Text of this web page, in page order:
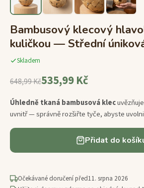
Bambusový klecový
kuličkou — Střední
Skladem
648,99 Kč535,99 Kč
Úhledně tkaná bambusová klec
uvnitř — správně rozšiřte tyče, abyste
Přidat do
Očekávané doručení před11. srpna 2026